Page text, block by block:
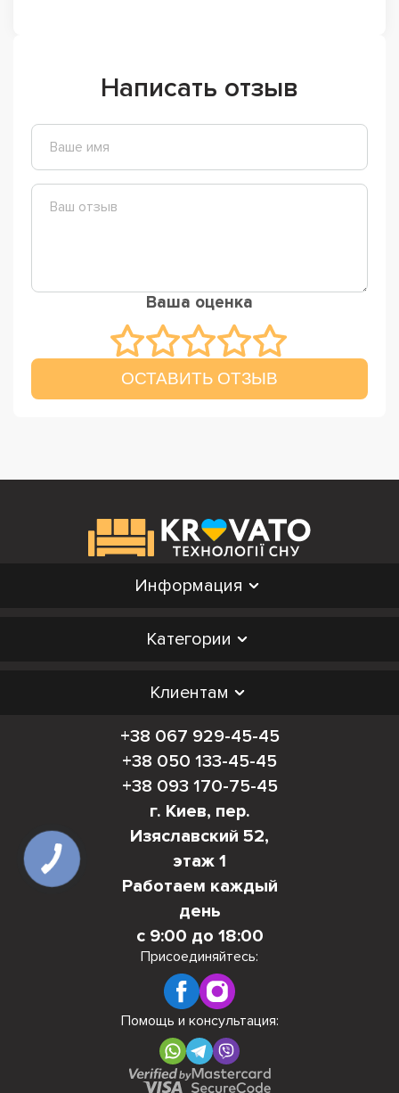
Написать отзыв
Ваша оценка
ОСТАВИТЬ ОТЗЫВ
Информация
Категории
Клиентам
+38 067 929-45-45
+38 050 133-45-45
+38 093 170-75-45
г. Киев, пер.
Изяславский 52,
этаж 1
Работаем каждый
день
с 9:00 до 18:00
Присоединяйтесь:
Помощь и консультация: